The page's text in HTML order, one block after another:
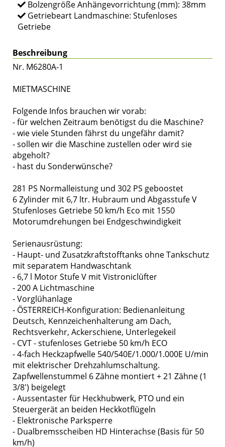
Bolzengröße Anhängevorrichtung (mm): 38mm
Getriebeart Landmaschine: Stufenloses
Getriebe
Beschreibung
Nr. M6280A-1
MIETMASCHINE
Folgende Infos brauchen wir vorab:
- für welchen Zeitraum benötigst du die Maschine?
- wie viele Stunden fährst du ungefähr damit?
- sollen wir die Maschine zustellen oder wird sie
abgeholt?
- hast du Sonderwünsche?
281 PS Normalleistung und 302 PS geboostet
6 Zylinder mit 6,7 ltr. Hubraum und Abgasstufe V
Stufenloses Getriebe 50 km/h Eco mit 1550
Motorumdrehungen bei Endgeschwindigkeit
Serienausrüstung:
- Haupt- und Zusatzkraftstofftanks ohne Tankschutz
mit separatem Handwaschtank
- 6,7 l Motor Stufe V mit Vistroniclüfter
- 200 A Lichtmaschine
- Vorglühanlage
- ÖSTERREICH-Konfiguration: Bedienanleitung
Deutsch, Kennzeichenhalterung am Dach,
Rechtsverkehr, Ackerschiene, Unterlegekeil
- CVT - stufenloses Getriebe 50 km/h ECO
- 4-fach Heckzapfwelle 540/540E/1.000/1.000E U/min
mit elektrischer Drehzahlumschaltung.
Zapfwellenstummel 6 Zähne montiert + 21 Zähne (1
3/8') beigelegt
- Aussentaster für Heckhubwerk, PTO und ein
Steuergerät an beiden Heckkotflügeln
- Elektronische Parksperre
- Dualbremsscheiben HD Hinterachse (Basis für 50
km/h)